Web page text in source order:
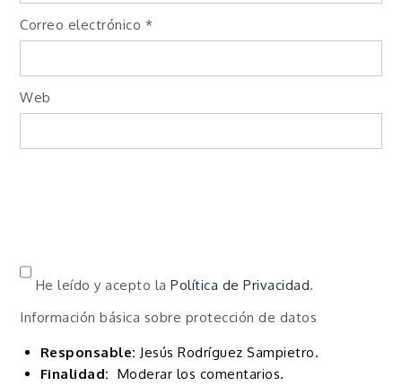
Correo electrónico *
Web
He leído y acepto laPolítica de Privacidad.
Información básica sobre protección de datos
Responsable: Jesús Rodríguez Sampietro.
Finalidad: Moderar los comentarios.